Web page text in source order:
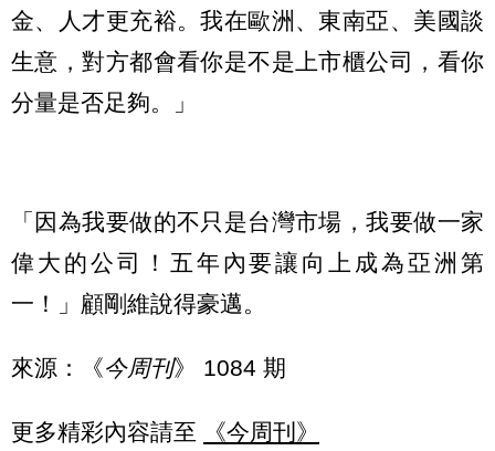
金、人才更充裕。我在歐洲、東南亞、美國談
生意，對方都會看你是不是上市櫃公司，看你
分量是否足夠。」
「因為我要做的不只是台灣市場，我要做一家
偉大的公司！五年內要讓向上成為亞洲第
一！」顧剛維說得豪邁。
來源：《今周刊》 1084 期
更多精彩內容請至 《今周刊》